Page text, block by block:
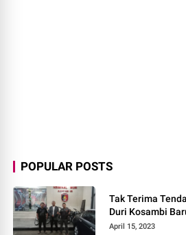
POPULAR POSTS
Tak Terima
Duri Kosambi
April 15, 2023